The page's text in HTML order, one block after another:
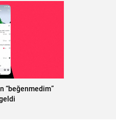
“beğenmedim”